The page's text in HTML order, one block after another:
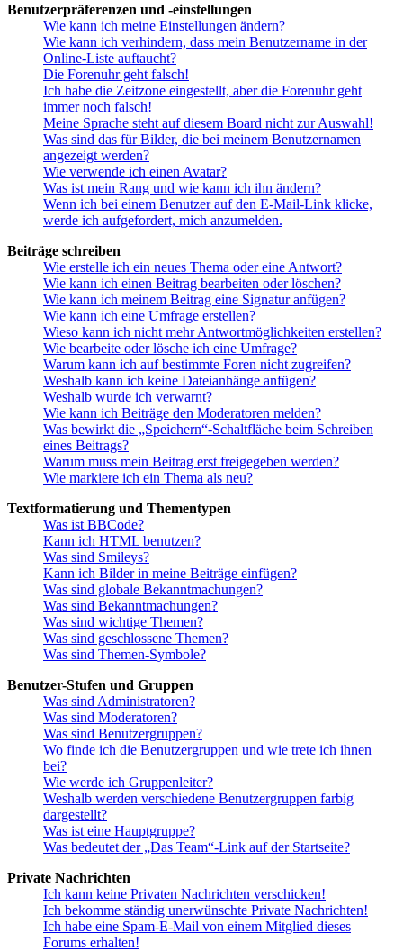
Benutzerpräferenzen und -einstellungen
Wie kann ich meine Einstellungen ändern?
Wie kann ich verhindern, dass mein Benutzername in der
Online-Liste auftaucht?
Die Forenuhr geht falsch!
Ich habe die Zeitzone eingestellt, aber die Forenuhr geht
immer noch falsch!
Meine Sprache steht auf diesem Board nicht zur Auswahl!
Was sind das für Bilder, die bei meinem Benutzernamen
angezeigt werden?
Wie verwende ich einen Avatar?
Was ist mein Rang und wie kann ich ihn ändern?
Wenn ich bei einem Benutzer auf den E-Mail-Link klicke,
werde ich aufgefordert, mich anzumelden.
Beiträge schreiben
Wie erstelle ich ein neues Thema oder eine Antwort?
Wie kann ich einen Beitrag bearbeiten oder löschen?
Wie kann ich meinem Beitrag eine Signatur anfügen?
Wie kann ich eine Umfrage erstellen?
Wieso kann ich nicht mehr Antwortmöglichkeiten erstellen?
Wie bearbeite oder lösche ich eine Umfrage?
Warum kann ich auf bestimmte Foren nicht zugreifen?
Weshalb kann ich keine Dateianhänge anfügen?
Weshalb wurde ich verwarnt?
Wie kann ich Beiträge den Moderatoren melden?
Was bewirkt die „Speichern“-Schaltfläche beim Schreiben
eines Beitrags?
Warum muss mein Beitrag erst freigegeben werden?
Wie markiere ich ein Thema als neu?
Textformatierung und Thementypen
Was ist BBCode?
Kann ich HTML benutzen?
Was sind Smileys?
Kann ich Bilder in meine Beiträge einfügen?
Was sind globale Bekanntmachungen?
Was sind Bekanntmachungen?
Was sind wichtige Themen?
Was sind geschlossene Themen?
Was sind Themen-Symbole?
Benutzer-Stufen und Gruppen
Was sind Administratoren?
Was sind Moderatoren?
Was sind Benutzergruppen?
Wo finde ich die Benutzergruppen und wie trete ich ihnen
bei?
Wie werde ich Gruppenleiter?
Weshalb werden verschiedene Benutzergruppen farbig
dargestellt?
Was ist eine Hauptgruppe?
Was bedeutet der „Das Team“-Link auf der Startseite?
Private Nachrichten
Ich kann keine Privaten Nachrichten verschicken!
Ich bekomme ständig unerwünschte Private Nachrichten!
Ich habe eine Spam-E-Mail von einem Mitglied dieses
Forums erhalten!